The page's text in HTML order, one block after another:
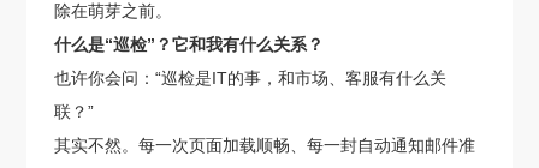
除在萌芽之前。
什么是“巡检”？它和我有什么关系？
也许你会问：“巡检是IT的事，和市场、客服有什么关
联？”
其实不然。每一次页面加载顺畅、每一封自动通知邮件准